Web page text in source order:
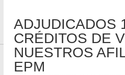
ADJUDICADOS
CRÉDITOS DE
NUESTROS
EPM